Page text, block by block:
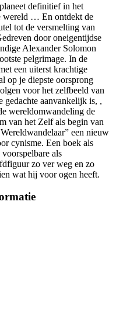
definitief in het
wereld … En ontdekt de
tot de versmelting van
door oneigentijdse
Alexander Solomon
pelgrimage. In de
een uiterst krachtige
op je diepste oorsprong
voor het zelfbeeld van
gedachte aanvankelijk is, ,
wereldomwandeling de
van het Zelf als begin van
een nieuw
cynisme. Een boek als
als
zo ver weg en zo
wat hij voor ogen heeft.